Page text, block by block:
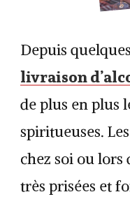
Depuis
livraison
de plus en plus
spiritueuses.
chez soi ou lors
très prisées et